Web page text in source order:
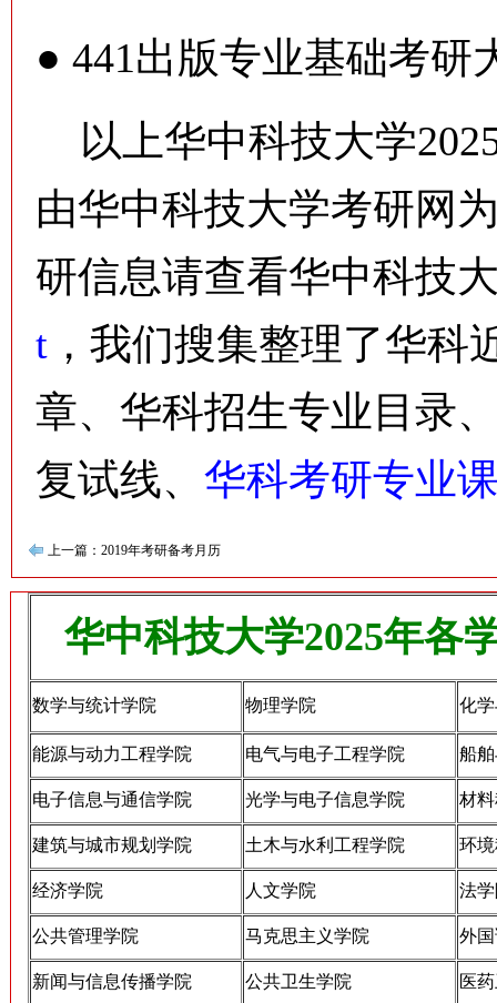
●441出版专业基础考研
以上华中科技大学
由华中科技大学考研网
研信息请查看华中科技
t ，我们搜集整理了华
章、华科招生专业目录
复试线、华科考研专业
上一篇：2019年考研备考月历
华中科技大学2025年各
数学与统计学院 物理学院 化
能源与动力工程学院 电气与电子工程学院 船
电子信息与通信学院 光学与电子信息学院 材
建筑与城市规划学院 土木与水利工程学院 环
经济学院 人文学院 法
公共管理学院 马克思主义学院 外
新闻与信息传播学院 公共卫生学院 医